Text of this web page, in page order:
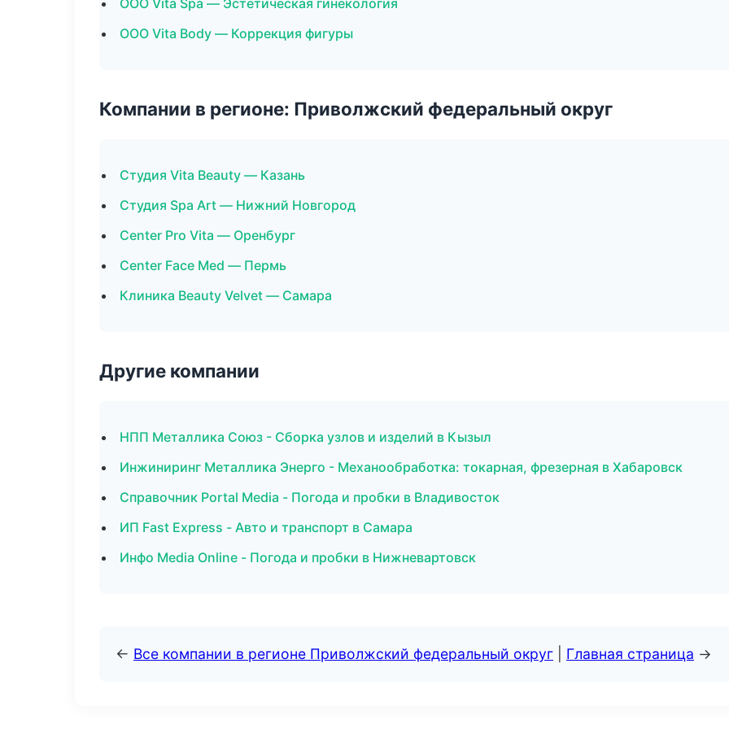
ООО Vita Spa — Эстетическая гинекология
ООО Vita Body — Коррекция фигуры
Компании в регионе: Приволжский федеральный округ
Студия Vita Beauty — Казань
Студия Spa Art — Нижний Новгород
Center Pro Vita — Оренбург
Center Face Med — Пермь
Клиника Beauty Velvet — Самара
Другие компании
НПП Металлика Союз - Сборка узлов и изделий в Кызыл
Инжиниринг Металлика Энерго - Механообработка: токарная, фрезерная в Хабаровск
Справочник Portal Media - Погода и пробки в Владивосток
ИП Fast Express - Авто и транспорт в Самара
Инфо Media Online - Погода и пробки в Нижневартовск
← Все компании в регионе Приволжский федеральный округ Главная страница →